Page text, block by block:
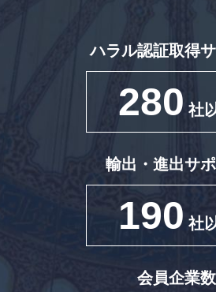
ハラル認証取得
280 社
輸出・進出サ
190 社
会員企業数